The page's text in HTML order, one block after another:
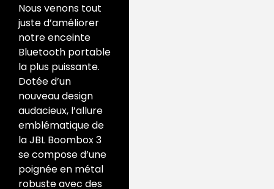
Nous venons tout
juste d’améliorer
notre enceinte
Bluetooth portable
la plus puissante.
Dotée d’un
nouveau design
audacieux, l’allure
emblématique de
la JBL Boombox 3
se compose d’une
poignée en métal
robuste avec des